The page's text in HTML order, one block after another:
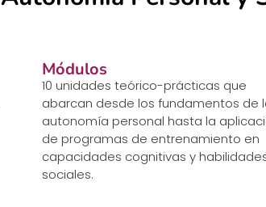
Módulos
10 unidades teórico-prácticas que
abarcan desde los fundamentos de
autonomía personal hasta la
de programas de entrenamiento en
capacidades cognitivas y
sociales.